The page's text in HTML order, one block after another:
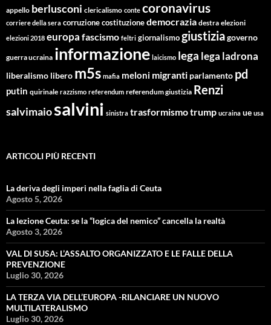
appello berlusconi clericalismo conte coronavirus
corriere della sera corruzionecostituzionedemocrazia destra elezioni
elezioni 2018 europa fascismo feltri giornalismogiustiziagoverno
guerra ucraina informazione laicismo lega lega ladrona
liberalismo libero m5s mafia meloni migranti parlamento pd
putin quirinale razzismo referendum referendum giustizia Renzi
salvimaiosalvini sinistra trasformismotrump ucraina ue usa
ARTICOLI PIÙ RECENTI
La deriva degli imperi nella faglia di Ceuta
Agosto 5, 2026
La lezione Ceuta: se la “logica del nemico” cancella la realtà
Agosto 3, 2026
VAL DI SUSA: L’ASSALTO ORGANIZZATO E LE FALLE DELLA
PREVENZIONE
Luglio 30, 2026
LA TERZA VIA DELL’EUROPA -RILANCIARE UN NUOVO
MULTILATERALISMO
Luglio 30, 2026